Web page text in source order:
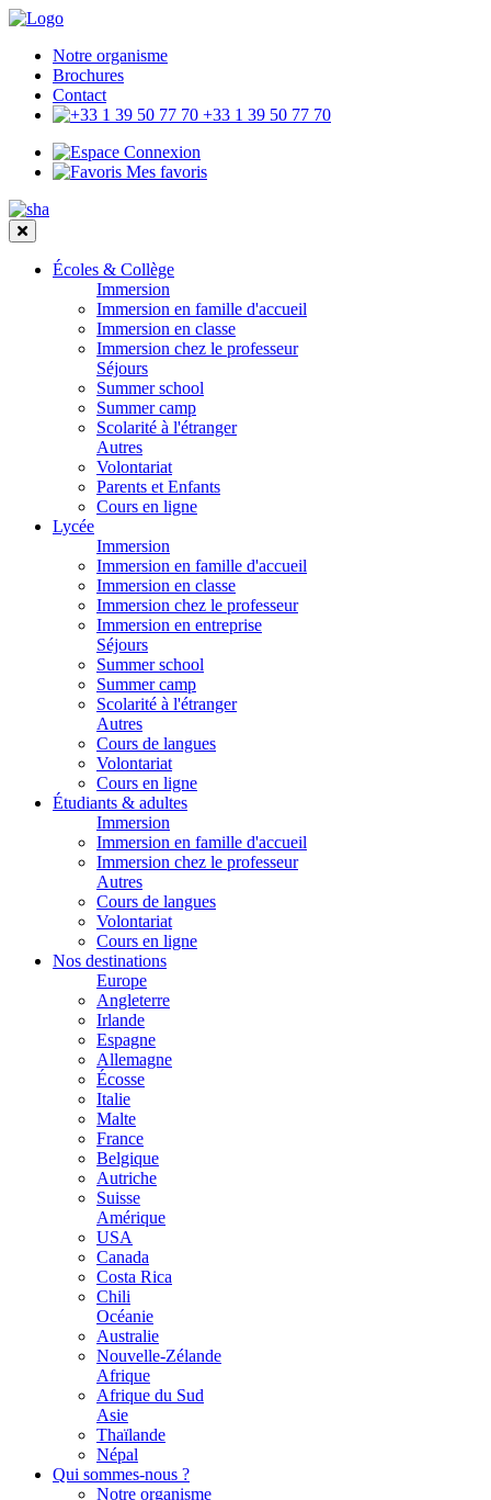
Notre organisme
Brochures
Contact
+33 1 39 50 77 70
Connexion
Mes favoris
Écoles & Collège
Immersion
Immersion en famille d'accueil
Immersion en classe
Immersion chez le professeur
Séjours
Summer school
Summer camp
Scolarité à l'étranger
Autres
Volontariat
Parents et Enfants
Cours en ligne
Lycée
Immersion
Immersion en famille d'accueil
Immersion en classe
Immersion chez le professeur
Immersion en entreprise
Séjours
Summer school
Summer camp
Scolarité à l'étranger
Autres
Cours de langues
Volontariat
Cours en ligne
Étudiants & adultes
Immersion
Immersion en famille d'accueil
Immersion chez le professeur
Autres
Cours de langues
Volontariat
Cours en ligne
Nos destinations
Europe
Angleterre
Irlande
Espagne
Allemagne
Écosse
Italie
Malte
France
Belgique
Autriche
Suisse
Amérique
USA
Canada
Costa Rica
Chili
Océanie
Australie
Nouvelle-Zélande
Afrique
Afrique du Sud
Asie
Thaïlande
Népal
Qui sommes-nous ?
Notre organisme